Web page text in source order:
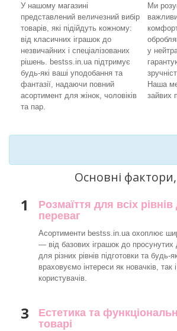
У нашому магазині
представлений величезний вибір
товарів, які підійдуть кожному:
від класичних іграшок до
незвичайних і спеціалізованих
рішень. bestss.in.ua підтримує
будь-які ваші уподобання та
фантазії, надаючи повний
асортимент для жінок, чоловіків
та пар.
Ми
у
Наша
зайвих
Основні
1
Розмаїття для всіх рівнів
переваг
Асортименти bestss.in.ua охоплює
— від базових іграшок до просунутих
для різних рівнів підготовки та
враховуємо інтереси як новачків, так
користувачів.
3
Естетика та
товарі